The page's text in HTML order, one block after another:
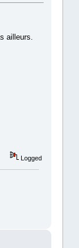
ailleurs.
Logged